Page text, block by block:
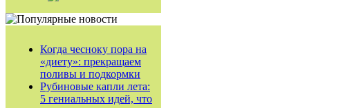
Когда чесноку пора на
«диету»: прекращаем
поливы и подкормки
Рубиновые капли лета:
5 гениальных идей, что